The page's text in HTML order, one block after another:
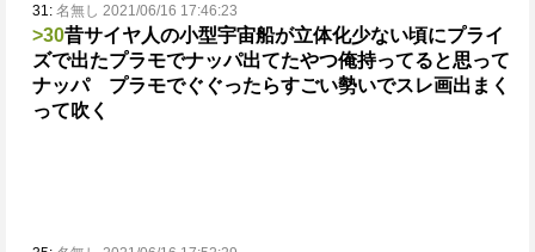
31: 名無し 2021/06/16 17:46:23
>30昔サイヤ人の小型宇宙船が立体化少ない頃にプライ
ズで出たプラモでナッパ出てたやつ俺持ってると思って
ナッパ プラモでぐぐったらすごい勢いでスレ画出まく
って吹く